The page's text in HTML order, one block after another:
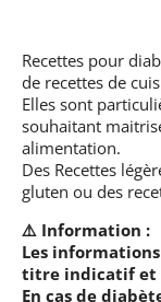
Recettes pour
de recettes de
Elles sont
souhaitant
alimentation.
Des Recettes
gluten ou des
⚠️ Information :
Les
titre indicatif et
En cas de